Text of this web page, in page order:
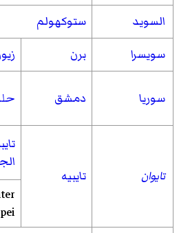
السويد ستوكهولم
سويسرا
برن
سوريا دمشق
تايوان تايبيه